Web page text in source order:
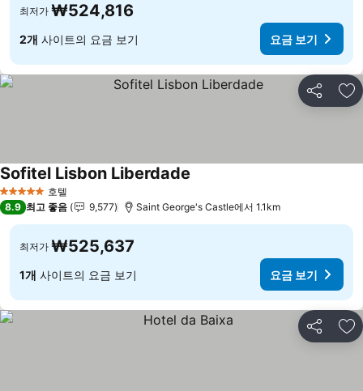
최저가 ₩524,816
2개 사이트의 요금 보기 요금 보기
공유 즐
5 성급 호텔
Sofitel Lisbon Liberdade
8.9 최고 좋음 9,577 Saint George's Castle에서 1.1km
최저가 ₩525,637
1개 사이트의 요금 보기 요금 보기
공유 즐